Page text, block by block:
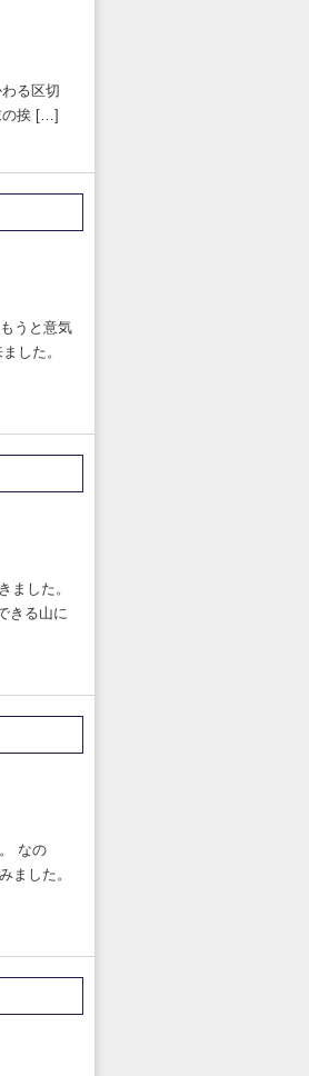
る区切
の挨 […]
うと意気
した。
ました。
きる山に
なの
ました。